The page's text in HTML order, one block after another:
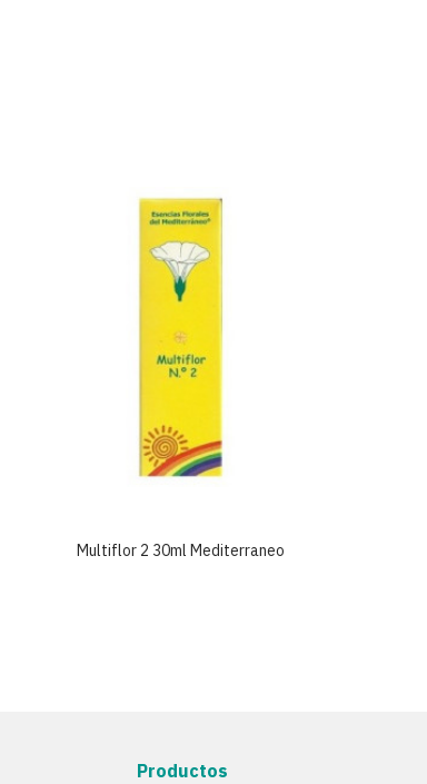
Multiflor 2 30ml Mediterraneo
Productos